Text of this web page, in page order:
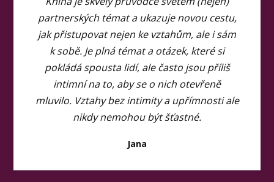
partnerských témat a ukazuje novou cestu,
jak přistupovat nejen ke vztahům, ale i sám
k sobě. Je plná témat a otázek, které si
pokládá spousta lidí, ale často jsou příliš
intimní na to, aby se o nich otevřeně
mluvilo. Vztahy bez intimity a upřímnosti ale
nikdy nemohou být šťastné.
Jana